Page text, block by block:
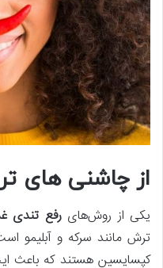
از چاشنی‌ های
یکی از روش‌هایرفع تندی
ترش مانند سرکه و آبلیمو
کپسایسین هستند که باعث